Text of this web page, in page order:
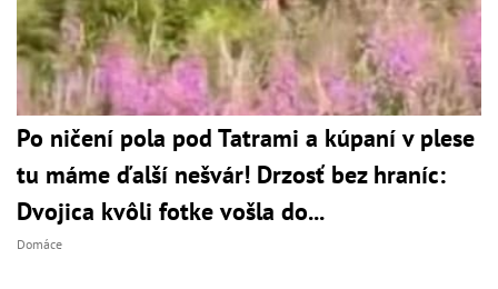
Po ničení pola pod Tatrami a kúpaní v plese
tu máme ďalší nešvár! Drzosť bez hraníc:
Dvojica kvôli fotke vošla do...
Domáce